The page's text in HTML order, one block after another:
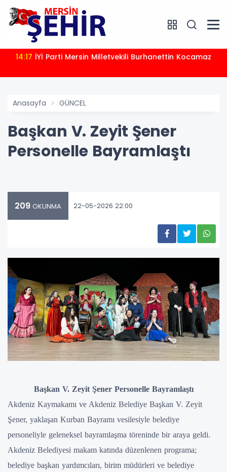
14:17 İYİ Parti Mersin Milletvekili Burhanettin Kocamaz
Anasayfa GÜNCEL
Başkan V. Zeyit Şener
Personelle Bayramlaştı
209 OKUNMA 22-05-2026 22:00
Başkan V. Zeyit Şener Personelle Bayramlaştı
Akdeniz Kaymakamı ve Akdeniz Belediye Başkan V. Zeyit
Şener, yaklaşan Kurban Bayramı vesilesiyle belediye
personeliyle geleneksel bayramlaşma töreninde bir araya geldi.
Akdeniz Belediyesi makam katında düzenlenen programa;
belediye başkan yardımcıları, birim müdürleri ve belediye